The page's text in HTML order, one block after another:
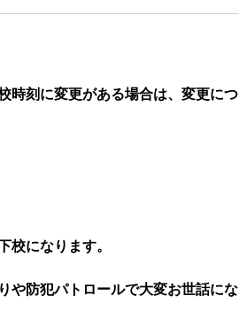
時刻に変更がある場合は、変更につ
校になります。
や防犯パトロールで大変お世話にな